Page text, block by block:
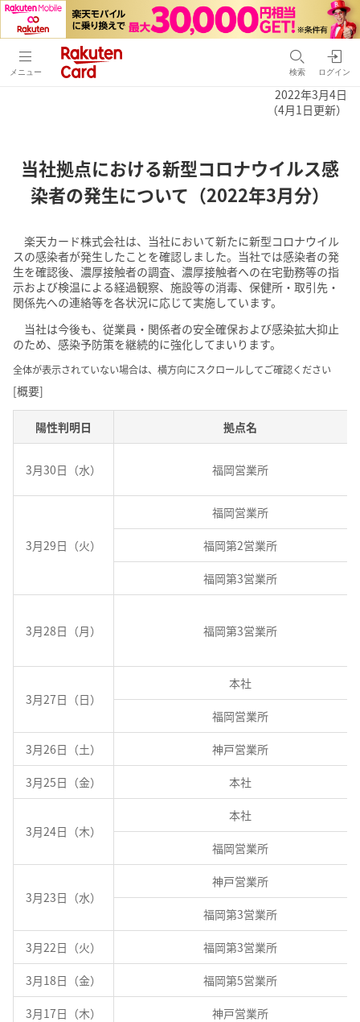
メニュー 検索 ログイン
2022年3月4日
（4月1日更新）
当社拠点における新型コロナウイルス感
染者の発生について（2022年3月分）
楽天カード株式会社は、当社において新たに新型コロナウイル
スの感染者が発生したことを確認しました。当社では感染者の発
生を確認後、濃厚接触者の調査、濃厚接触者への在宅勤務等の指
示および検温による経過観察、施設等の消毒、保健所・取引先・
関係先への連絡等を各状況に応じて実施しています。
当社は今後も、従業員・関係者の安全確保および感染拡大抑止
のため、感染予防策を継続的に強化してまいります。
全体が表示されていない場合は、横方向にスクロールしてご確認ください
[概要]
陽性判明日 拠点名
3月30日（水） 福岡営業所
3月29日（火）
福岡営業所
福岡第2営業所
福岡第3営業所
3月28日（月） 福岡第3営業所
3月27日（日）
本社
福岡営業所
3月26日（土） 神戸営業所
3月25日（金） 本社
3月24日（木）
本社
福岡営業所
3月23日（水）
神戸営業所
福岡第3営業所
3月22日（火） 福岡第3営業所
3月18日（金） 福岡第5営業所
3月17日（木） 神戸営業所